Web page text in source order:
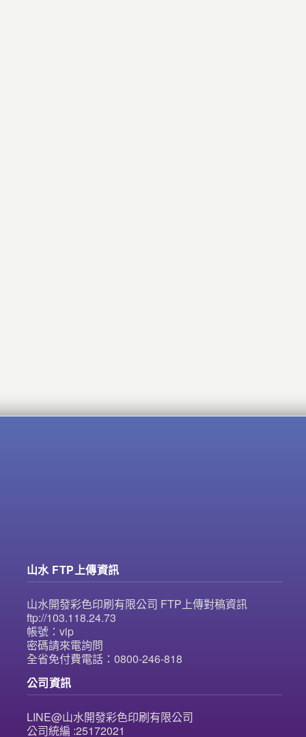
山水 FTP上傳資訊
山水開發彩色印刷有限公司 FTP上傳對稿資訊
ftp://103.118.24.73
帳號：vip
密碼請來電詢問
全省免付費電話：0800-246-818
公司資訊
LINE@山水開發彩色印刷有限公司
公司統編 :25172021